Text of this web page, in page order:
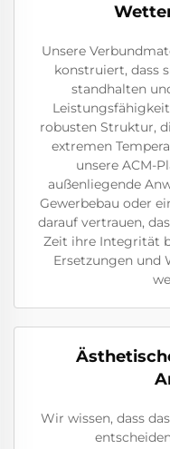
Unsere
konstruiert, dass
standhalten
robusten Struktur,
extremen
unsere ACM-
außenliegende
Gewerbebau oder
darauf vertrauen,
Zeit ihre Integrität
Ersetzungen und
Wir wissen, dass